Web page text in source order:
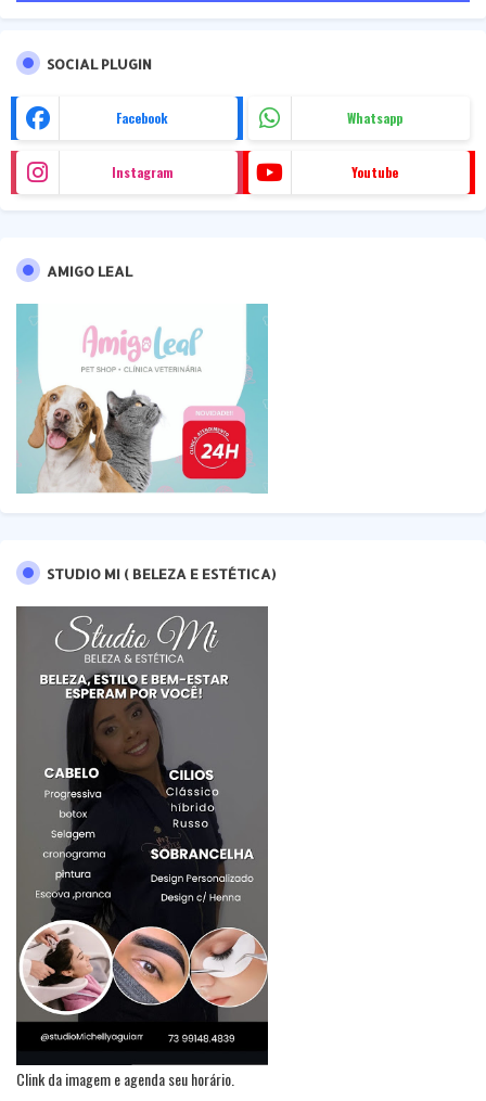
SOCIAL PLUGIN
Facebook Whatsapp
Instagram Youtube
AMIGO LEAL
STUDIO MI ( BELEZA E ESTÉTICA)
Clink da imagem e agenda seu horário.